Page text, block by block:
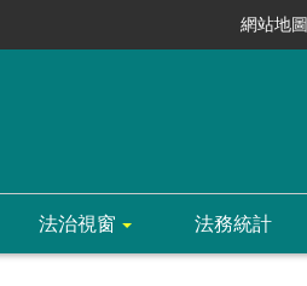
網站地圖
法治視窗 法務統計